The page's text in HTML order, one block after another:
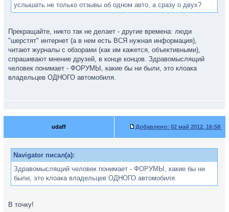
услышать не только отзывы об одном авто, а сразу о двух?
Прекращайте, никто так не делает - другие времена: люди
"шерстят" интернет (а в нем есть ВСЯ нужная информация),
читают журналы с обзорами (как им кажется, объективными),
спрашивают мнение друзей, в конце концов. Здравомыслящий
человек понимает - ФОРУМЫ, какие бы ни были, это клоака
владельцев ОДНОГО автомобиля.
udaff Добавлено: 02 май 2012, 16:58
Navigator писал(а):
Здравомыслящий человек понимает - ФОРУМЫ, какие бы ни
были, это клоака владельцев ОДНОГО автомобиля.
В точку!